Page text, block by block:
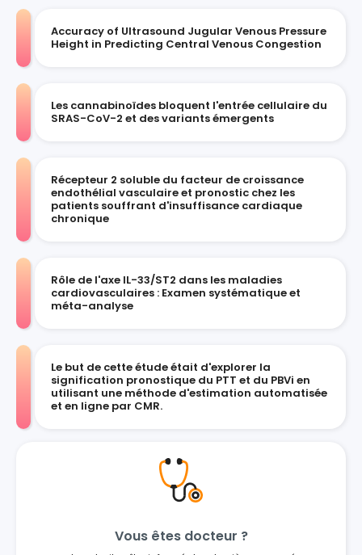
Accuracy of Ultrasound Jugular Venous Pressure
Height in Predicting Central Venous Congestion
Les cannabinoïdes bloquent l'entrée cellulaire du
SRAS-CoV-2 et des variants émergents
Récepteur 2 soluble du facteur de croissance
endothélial vasculaire et pronostic chez les
patients souffrant d'insuffisance cardiaque
chronique
Rôle de l'axe IL-33/ST2 dans les maladies
cardiovasculaires : Examen systématique et
méta-analyse
Le but de cette étude était d'explorer la
signification pronostique du PTT et du PBVi en
utilisant une méthode d'estimation automatisée
et en ligne par CMR.
Vous êtes docteur ?